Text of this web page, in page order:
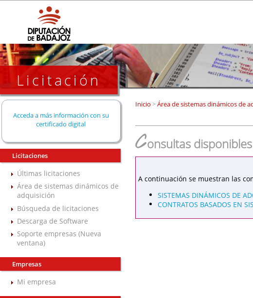
Licitación
Acceda a más información con su
certificado digital
Licitaciones
Últimas licitaciones
Área de sistemas dinámicos de
adquisición
Búsqueda de licitaciones
Descarga de Software
Soporte empresas (Nueva
ventana)
Empresas
Mi empresa
Inicio >Área de sistemas dinámicos de
Consultas disponibles
A continuación se muestran las
SISTEMAS DINÁMICOS DE
CONTRATOS BASADOS EN